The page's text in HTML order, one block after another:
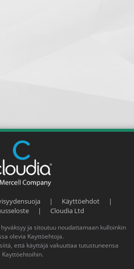
| Käyttöehdot
|
| Cloudia Ltd
ja sitoutuu noudattamaan kulloinkin
olevia Kayttöehtoja.
että käyttäjä vakuuttaa tutustuneensa
Kayttöehtoihin.